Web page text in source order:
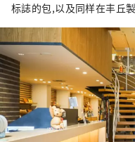
标誌的包,以及同样在丰丘